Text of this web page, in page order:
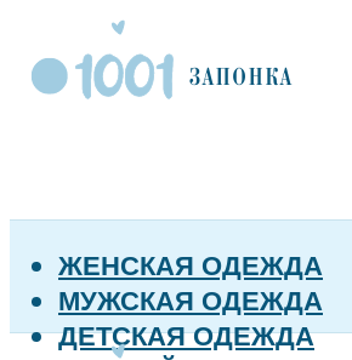
ЖЕНСКАЯ ОДЕЖДА
МУЖСКАЯ ОДЕЖДА
ДЕТСКАЯ ОДЕЖДА